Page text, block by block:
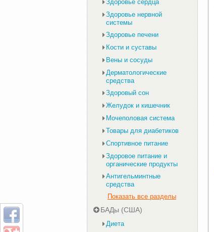
Здоровье сердца
Здоровье нервной
системы
Здоровье печени
Кости и суставы
Вены и сосуды
Дерматологические
средства
Здоровый сон
Желудок и кишечник
Мочеполовая система
Товары для диабетиков
Спортивное питание
Здоровое питание и
органические продукты
Антигельминтные
средства
Показать все разделы
БАДы (США)
Диета